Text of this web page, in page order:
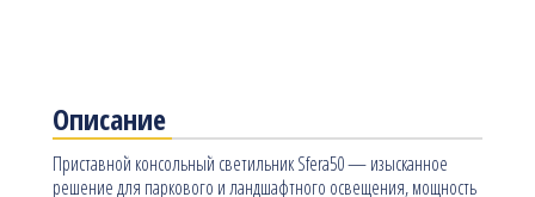
Описание
Приставной консольный светильник Sfera50 — изысканное
решение для паркового и ландшафтного освещения, мощность